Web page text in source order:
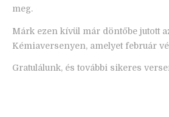
meg.
Márk ezen kívül már döntőbe jutott
Kémiaversenyen, amelyet február
Gratulálunk, és további sikeres